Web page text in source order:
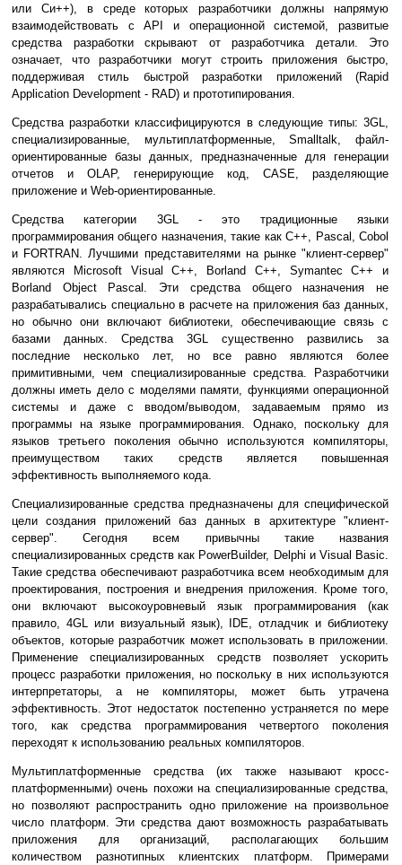
или Си++), в среде которых разработчики должны напрямую
взаимодействовать с API и операционной системой, развитые
средства разработки скрывают от разработчика детали. Это
означает, что разработчики могут строить приложения быстро,
поддерживая стиль быстрой разработки приложений (Rapid
Application Development - RAD) и прототипирования.
Средства разработки классифицируются в следующие типы: 3GL,
специализированные, мультиплатформенные, Smalltalk, файл-
ориентированные базы данных, предназначенные для генерации
отчетов и OLAP, генерирующие код, CASE, разделяющие
приложение и Web-ориентированные.
Средства категории 3GL - это традиционные языки
программирования общего назначения, такие как C++, Pascal, Cobol
и FORTRAN. Лучшими представителями на рынке "клиент-сервер"
являются Microsoft Visual C++, Borland C++, Symantec C++ и
Borland Object Pascal. Эти средства общего назначения не
разрабатывались специально в расчете на приложения баз данных,
но обычно они включают библиотеки, обеспечивающие связь с
базами данных. Средства 3GL существенно развились за
последние несколько лет, но все равно являются более
примитивными, чем специализированные средства. Разработчики
должны иметь дело с моделями памяти, функциями операционной
системы и даже с вводом/выводом, задаваемым прямо из
программы на языке программирования. Однако, поскольку для
языков третьего поколения обычно используются компиляторы,
преимуществом таких средств является повышенная
эффективность выполняемого кода.
Специализированные средства предназначены для специфической
цели создания приложений баз данных в архитектуре "клиент-
сервер". Сегодня всем привычны такие названия
специализированных средств как PowerBuilder, Delphi и Visual Basic.
Такие средства обеспечивают разработчика всем необходимым для
проектирования, построения и внедрения приложения. Кроме того,
они включают высокоуровневый язык программирования (как
правило, 4GL или визуальный язык), IDE, отладчик и библиотеку
объектов, которые разработчик может использовать в приложении.
Применение специализированных средств позволяет ускорить
процесс разработки приложения, но поскольку в них используются
интерпретаторы, а не компиляторы, может быть утрачена
эффективность. Этот недостаток постепенно устраняется по мере
того, как средства программирования четвертого поколения
переходят к использованию реальных компиляторов.
Мультиплатформенные средства (их также называют кросс-
платформенными) очень похожи на специализированные средства,
но позволяют распространить одно приложение на произвольное
число платформ. Эти средства дают возможность разрабатывать
приложения для организаций, располагающих большим
количеством разнотипных клиентских платформ. Примерами